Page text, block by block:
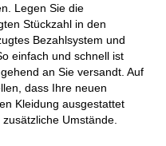
Legen Sie die
Stückzahl in den
Bezahlsystem und
einfach und schnell ist
an Sie versandt. Auf
dass Ihre neuen
Kleidung ausgestattet
Umstände.